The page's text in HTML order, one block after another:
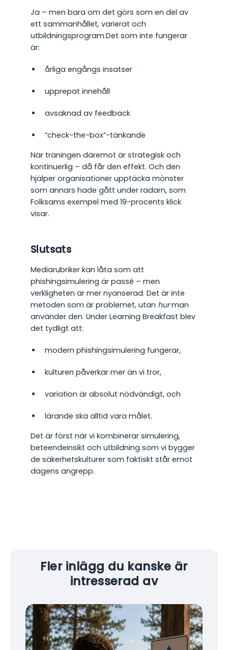
Ja – men bara om det görs som en del av
ett sammanhållet, varierat och
utbildningsprogram.Det som inte fungerar
är:
årliga engångs insatser
upprepat innehåll
avsaknad av feedback
“check-the-box”-tänkande
När träningen däremot är strategisk och
kontinuerlig – då får den effekt. Och den
hjälper organisationer upptäcka mönster
som annars hade gått under radarn, som
Folksams exempel med 19-procents klick
visar.
Slutsats
Mediarubriker kan låta som att
phishingsimulering är passé – men
verkligheten är mer nyanserad. Det är inte
metoden som är problemet, utan hurman
använder den. Under Learning Breakfast blev
det tydligt att:
modern phishingsimulering fungerar,
kulturen påverkar mer än vi tror,
variation är absolut nödvändigt, och
lärande ska alltid vara målet.
Det är först när vi kombinerar simulering,
beteendeinsikt och utbildning som vi bygger
de säkerhetskulturer som faktiskt står emot
dagens angrepp.
Fler inlägg du kanske är
intresserad av